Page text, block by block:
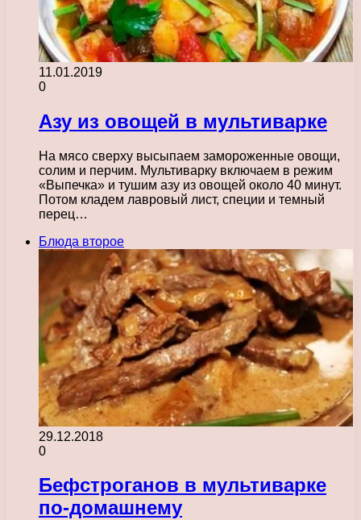
11.01.2019
0
Азу из овощей в мультиварке
На мясо сверху высыпаем замороженные овощи,
солим и перчим. Мультиварку включаем в режим
«Выпечка» и тушим азу из овощей около 40 минут.
Потом кладем лавровый лист, специи и темный
перец…
Блюда второе
29.12.2018
0
Бефстроганов в мультиварке
по-домашнему